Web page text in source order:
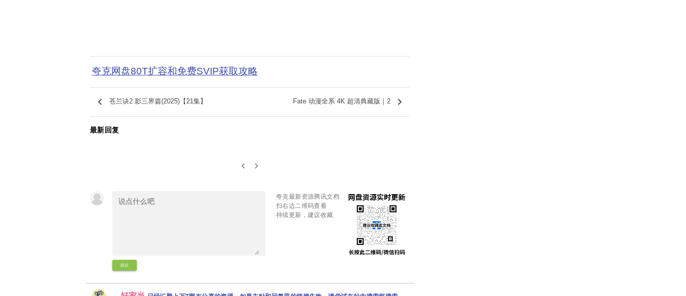
夸克网盘80T扩容和免费SVIP获取攻略
keyboard_arrow_left 苍兰诀2 影三界篇(2025)【21集】 Fate 动漫全系 4K 超清典藏版｜2 keyboard_arrow_right
最新回复
keyboard_arrow_left keyboard_arrow_right
提交
夸克最新资源腾讯文档
扫右边二维码查看
持续更新，建议收藏